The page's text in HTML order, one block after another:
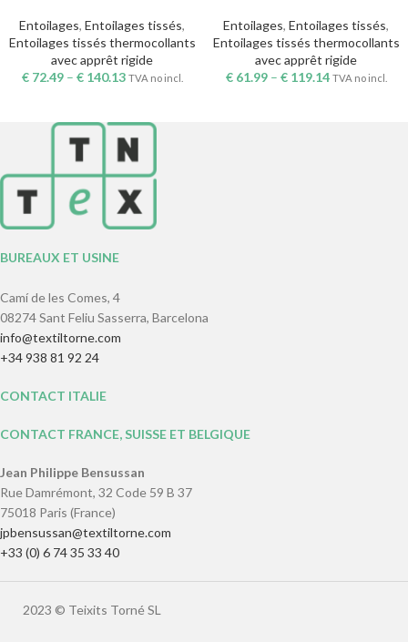
Entoilages, Entoilages tissés,
Entoilages tissés thermocollants
avec apprêt rigide
€72.49– €140.13 TVA no incl.
Entoilages, Entoilages tissés,
Entoilages tissés thermocollants
avec apprêt rigide
€61.99– €119.14 TVA no incl.
BUREAUX ET USINE
Camí de les Comes, 4
08274 Sant Feliu Sasserra, Barcelona
info@textiltorne.com
+34 938 81 92 24
CONTACT ITALIE
CONTACT FRANCE, SUISSE ET BELGIQUE
Jean Philippe Bensussan
Rue Damrémont, 32 Code 59 B 37
75018 Paris (France)
jpbensussan@textiltorne.com
+33 (0) 6 74 35 33 40
2023 © Teixits Torné SL